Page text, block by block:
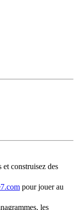
et construisez des
pour jouer au
les